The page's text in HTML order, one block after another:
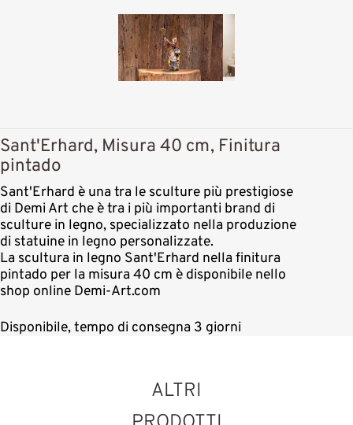
Sant'Erhard, Misura 40 cm, Finitura
pintado
Sant'Erhard è una tra le sculture più prestigiose
di Demi Art che è tra i più importanti brand di
sculture in legno, specializzato nella produzione
di statuine in legno personalizzate.
La scultura in legno Sant'Erhard nella finitura
pintado per la misura 40 cm è disponibile nello
shop online Demi-Art.com
Disponibile, tempo di consegna 3 giorni
ALTRI